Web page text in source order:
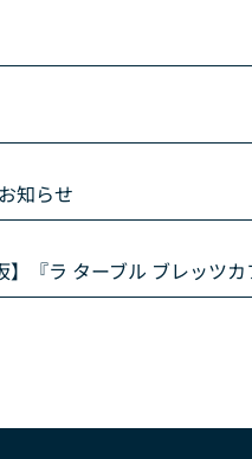
知らせ
】『ラ ターブル ブレッツ